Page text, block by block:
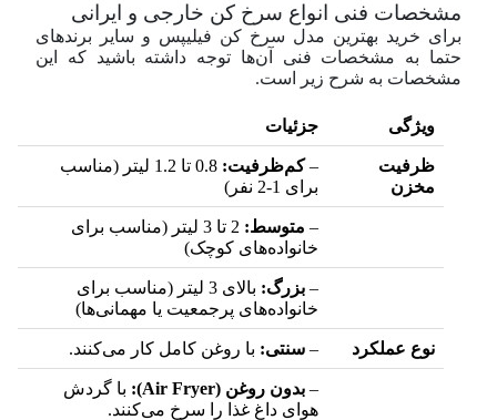
مشخصات فنی انواع سرخ کن خارجی و ایرانی
برای خرید بهترین مدل سرخ کن فیلیپس و سایر برندهای
حتما به مشخصات فنی آن‌‌ها توجه داشته باشید که این
مشخصات به شرح زیر است.
ویژگی جزئیات
ظرفیت
مخزن
–کم‌ظرفیت:
0.8 تا 1.2 لیتر (مناسب
برای 1-2 نفر)
– متوسط:
2 تا 3 لیتر (مناسب برای
خانواده‌های کوچک)
– بزرگ:
بالای 3 لیتر (مناسب برای
خانواده‌های پرجمعیت یا مهمانی‌ها)
نوع عملکرد – سنتی: با روغن کامل کار می‌کنند.
– بدون روغن (Air Fryer):
با گردش
هوای داغ غذا را سرخ می‌کنند.